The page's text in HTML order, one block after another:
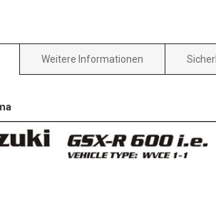
Weitere Informationen